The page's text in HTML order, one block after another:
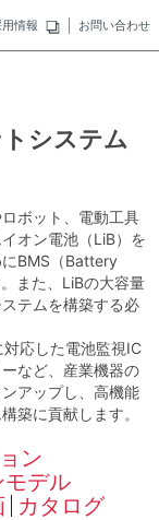
情報 お問い合わせ
システム
ボット、電動工具
オン電池（LiB）を
BMS（Battery
また、LiBの大容量
テムを構築する必
応した電池監視IC
など、産業機器の
アップし、高機能
築に貢献します。
ン
モデル
カタログ